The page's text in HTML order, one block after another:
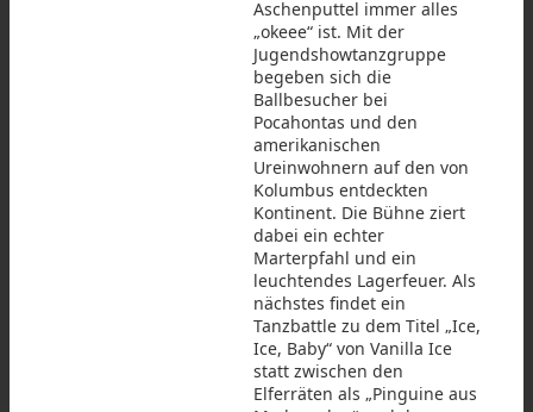
Aschenputtel immer alles
„okeee“ ist. Mit der
Jugendshowtanzgruppe
begeben sich die
Ballbesucher bei
Pocahontas und den
amerikanischen
Ureinwohnern auf den von
Kolumbus entdeckten
Kontinent. Die Bühne ziert
dabei ein echter
Marterpfahl und ein
leuchtendes Lagerfeuer. Als
nächstes findet ein
Tanzbattle zu dem Titel „Ice,
Ice, Baby“ von Vanilla Ice
statt zwischen den
Elferräten als „Pinguine aus